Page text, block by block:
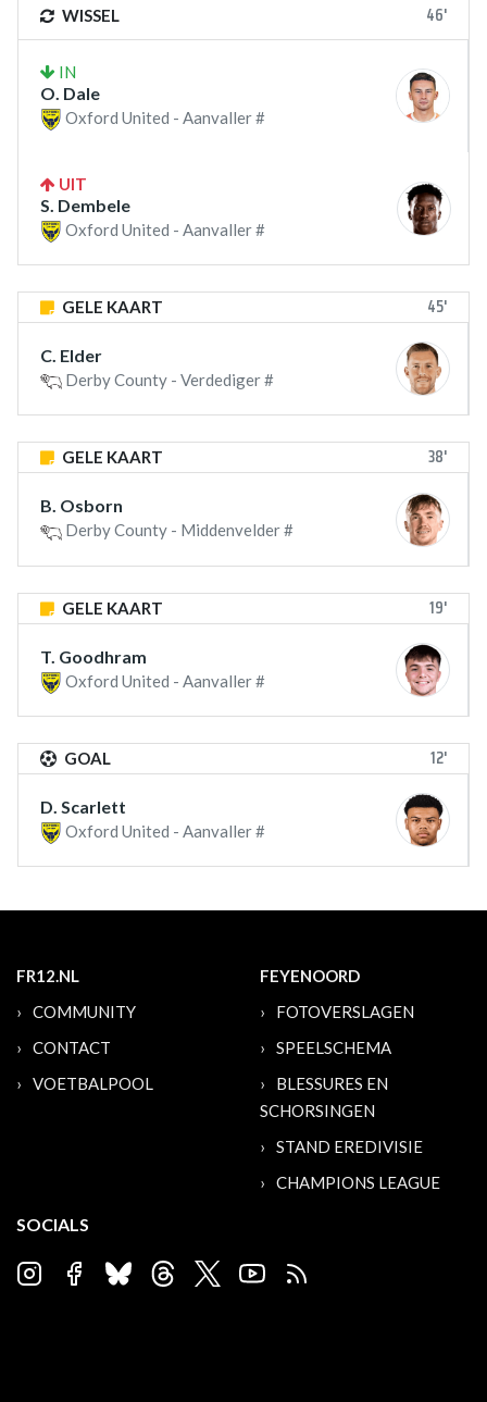
WISSEL 46'
IN
O. Dale
Oxford United - Aanvaller #
UIT
S. Dembele
Oxford United - Aanvaller #
GELE KAART 45'
C. Elder
Derby County - Verdediger #
GELE KAART 38'
B. Osborn
Derby County - Middenvelder #
GELE KAART 19'
T. Goodhram
Oxford United - Aanvaller #
GOAL 12'
D. Scarlett
Oxford United - Aanvaller #
FR12.NL
COMMUNITY
CONTACT
VOETBALPOOL
FEYENOORD
FOTOVERSLAGEN
SPEELSCHEMA
BLESSURES EN
SCHORSINGEN
STAND EREDIVISIE
CHAMPIONS LEAGUE
SOCIALS